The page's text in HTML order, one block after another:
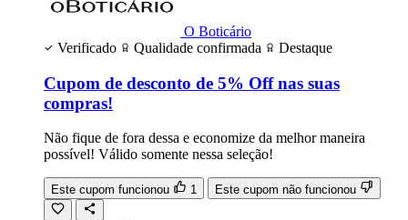
O Boticário
Verificado
Qualidade confirmada Destaque
Cupom de desconto de 5% Off nas suas
compras!
Não fique de fora dessa e economize da melhor maneira
possível! Válido somente nessa seleção!
Este cupom funcionou 1 Este cupom não funcionou